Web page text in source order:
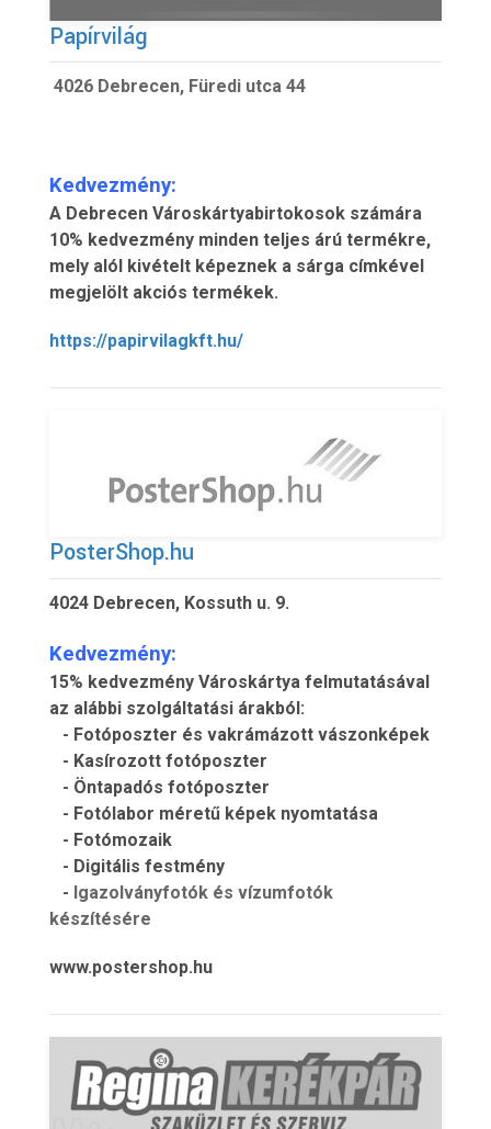
Papírvilág
4026 Debrecen, Füredi utca 44
Kedvezmény:
A Debrecen Városkártyabirtokosok számára
10% kedvezmény minden teljes árú termékre,
mely alól kivételt képeznek a sárga címkével
megjelölt akciós termékek.
https://papirvilagkft.hu/
PosterShop.hu
4024 Debrecen, Kossuth u. 9.
Kedvezmény:
15% kedvezmény Városkártya felmutatásával
az alábbi szolgáltatási árakból:
- Fotóposzter és vakrámázott vászonképek
- Kasírozott fotóposzter
- Öntapadós fotóposzter
- Fotólabor méretű képek nyomtatása
- Fotómozaik
- Digitális festmény
- Igazolványfotók és vízumfotók
készítésére
www.postershop.hu